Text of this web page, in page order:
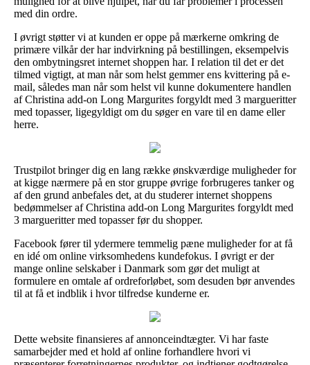
med din ordre.
I øvrigt støtter vi at kunden er oppe på mærkerne omkring de
primære vilkår der har indvirkning på bestillingen, eksempelvis
den ombytningsret internet shoppen har. I relation til det er det
tilmed vigtigt, at man når som helst gemmer ens kvittering på e-
mail, således man når som helst vil kunne dokumentere handlen
af Christina add-on Long Margurites forgyldt med 3 margueritter
med topasser, ligegyldigt om du søger en vare til en dame eller
herre.
Trustpilot bringer dig en lang række ønskværdige muligheder for
at kigge nærmere på en stor gruppe øvrige forbrugeres tanker og
af den grund anbefales det, at du studerer internet shoppens
bedømmelser af Christina add-on Long Margurites forgyldt med
3 margueritter med topasser før du shopper.
Facebook fører til ydermere temmelig pæne muligheder for at få
en idé om online virksomhedens kundefokus. I øvrigt er der
mange online selskaber i Danmark som gør det muligt at
formulere en omtale af ordreforløbet, som desuden bør anvendes
til at få et indblik i hvor tilfredse kunderne er.
Dette website finansieres af annonceindtægter. Vi har faste
samarbejder med et hold af online forhandlere hvori vi